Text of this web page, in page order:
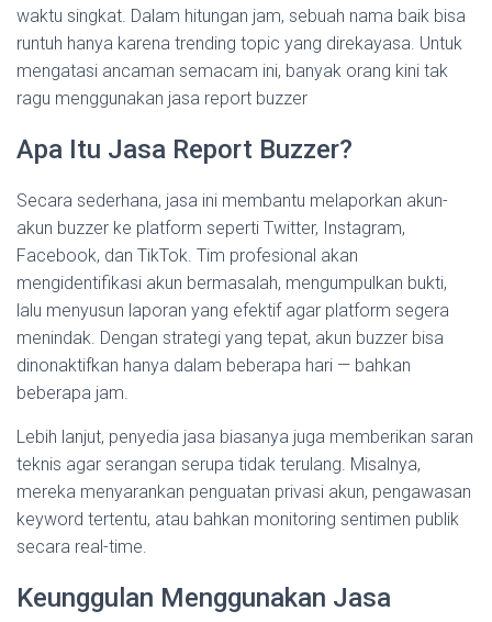
waktu singkat. Dalam hitungan jam, sebuah nama baik bisa
runtuh hanya karena trending topic yang direkayasa. Untuk
mengatasi ancaman semacam ini, banyak orang kini tak
ragu menggunakan jasa report buzzer
Apa Itu Jasa Report Buzzer?
Secara sederhana, jasa ini membantu melaporkan akun-
akun buzzer ke platform seperti Twitter, Instagram,
Facebook, dan TikTok. Tim profesional akan
mengidentifikasi akun bermasalah, mengumpulkan bukti,
lalu menyusun laporan yang efektif agar platform segera
menindak. Dengan strategi yang tepat, akun buzzer bisa
dinonaktifkan hanya dalam beberapa hari — bahkan
beberapa jam.
Lebih lanjut, penyedia jasa biasanya juga memberikan saran
teknis agar serangan serupa tidak terulang. Misalnya,
mereka menyarankan penguatan privasi akun, pengawasan
keyword tertentu, atau bahkan monitoring sentimen publik
secara real-time.
Keunggulan Menggunakan Jasa